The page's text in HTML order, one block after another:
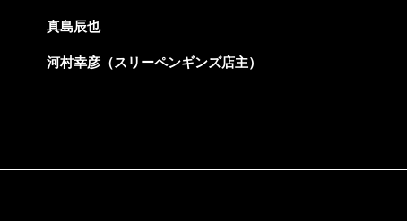
真島辰也
河村幸彦（スリーペンギンズ店主）